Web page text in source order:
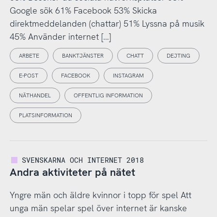
Google sök 61% Facebook 53% Skicka
direktmeddelanden (chattar) 51% Lyssna på musik
45% Använder internet […]
ARBETE BANKTJÄNSTER CHATT DEJTING
E-POST FACEBOOK INSTAGRAM
NÄTHANDEL OFFENTLIG INFORMATION
PLATSINFORMATION
SVENSKARNA OCH INTERNET 2018
Andra aktiviteter på nätet
Yngre män och äldre kvinnor i topp för spel Att
unga män spelar spel över internet är kanske